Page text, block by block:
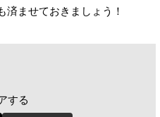
済ませておきましょう！
する